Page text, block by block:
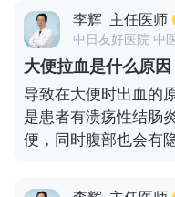
发大出血，大便时会
裂，由于外物刺激大
都可以导致肛门破裂
在大便表面，呈现出
疮，容易因为摩擦干
时，肠壁容易因为细
大便带血症状出现了
李辉 主任医师
中日友好医院 中
大便拉血是什么原因
导致在大便时出血的
是患者有溃疡性结肠
便，同时腹部也会有
时还会有肛门坠胀的